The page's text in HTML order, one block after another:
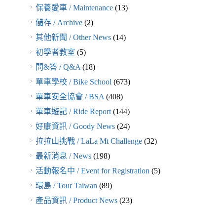
保養愛車 / Maintenance(13)
儲存 / Archive(2)
其他新聞 / Other News(14)
初學者教室 (5)
問&答 / Q&A(18)
單車學校 / Bike School(673)
單車安全協會 / BSA(408)
單車遊記 / Ride Report(144)
好康資訊 / Goody News(24)
拉拉山挑戰 / LaLa Mt Challenge(32)
最新消息 / News(198)
活動報名中 / Event for Registration(5)
環島 / Tour Taiwan(89)
產品資訊 / Product News(23)